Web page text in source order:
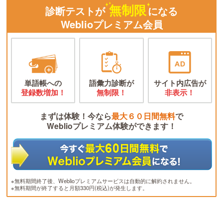
診断テストが 無制限になる
Weblioプレミアム会員
単語帳への
登録数増加！
語彙力診断が
無制限！
サイト内広告が
非表示！
まずは体験！今なら最大６０日間無料で
Weblioプレミアム体験ができます！
※無料期間終了後、Weblioプレミアムサービスは自動的に解約されません。
※無料期間が終了すると月額330円(税込)が発生します。